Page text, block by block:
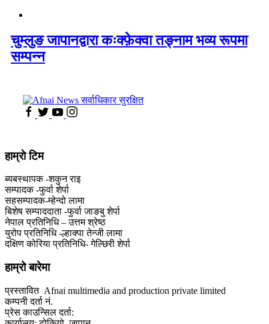
चुम्लुङ जापानद्वारा कःक्फ़ेक्वा तङ्नाम भव्य रूपमा
सम्पन्न
हाम्राे टिम
ब्यबस्थापक -शकुन राइ
सम्पादक -फुर्वा शेर्पा
सहसम्पादक-म्हेन्दो लामा
‍बिशेष सम्पाददाता -फुर्वा जा‌ङबु शेर्पा
नेपाल प्रतिनिधि – उत्तम श्रेष्ठ
युरोप प्रतिनिधि -ल्हाक्पा तेन्जी लामा
दक्षिण कोरिया प्रतिनिधि- गेल्छिरी शेर्पा
हाम्रो बारेमा
प्रस्तावित Afnai multimedia and production private limited
कम्पनी दर्ता नं.
प्रेस काउन्सिल दर्ता: